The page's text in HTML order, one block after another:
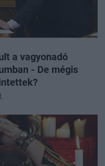
a vagyonadó
- De mégis